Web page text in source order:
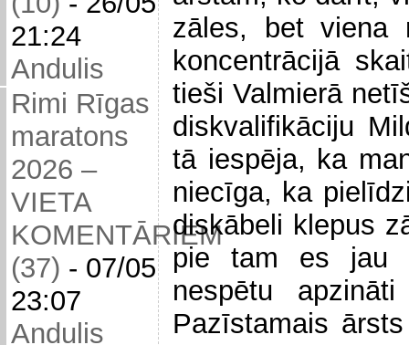
21:24
Andulis
Rimi Rīgas
maratons
2026 –
VIETA
KOMENTĀRIEM
(37) - 07/05
23:07
Andulis
zāles, bet viena
koncentrācijā
tieši Valmierā
diskvalifikāciju
tā iespēja, ka
niecīga, ka
diskābeli klepus
pie tam es jau
nespētu
Pazīstamais